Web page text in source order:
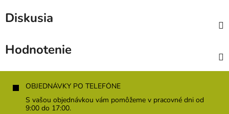
Diskusia
Hodnotenie
OBJEDNÁVKY PO TELEFÓNE
S vašou objednávkou vám pomôžeme v pracovné dni od
9:00 do 17:00.